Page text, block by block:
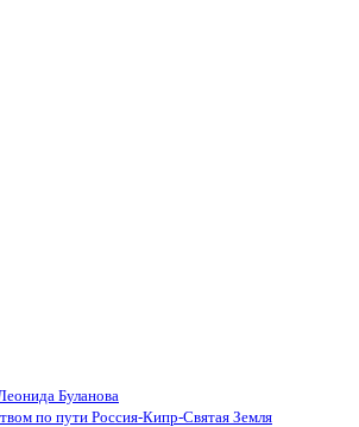
Буланова
по пути Россия-Кипр-Святая Земля